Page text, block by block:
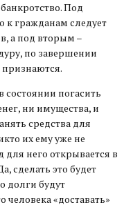
Под
гражданам следует
а под вторым –
по завершении
состоянии погасить
ни имущества, и
средства для
их ему уже не
него открывается в
сделать это будет
долги будут
«доставать»